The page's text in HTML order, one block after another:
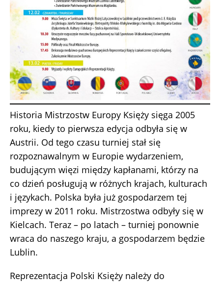
Historia Mistrzostw Europy Księży sięga 2005
roku, kiedy to pierwsza edycja odbyła się w
Austrii. Od tego czasu turniej stał się
rozpoznawalnym w Europie wydarzeniem,
budującym więzi między kapłanami, którzy na
co dzień posługują w różnych krajach, kulturach
i językach. Polska była już gospodarzem tej
imprezy w 2011 roku. Mistrzostwa odbyły się w
Kielcach. Teraz – po latach – turniej ponownie
wraca do naszego kraju, a gospodarzem będzie
Lublin.
Reprezentacja Polski Księży należy do